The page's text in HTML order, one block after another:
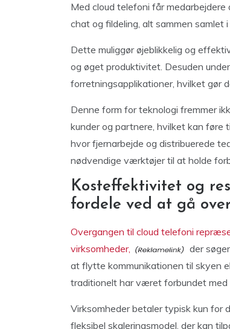
Med cloud telefoni får
chat og fildeling, alt sammen samlet
Dette muliggør øjeblikkelig og
og øget produktivitet. Desuden
forretningsapplikationer, hvilket gør
Denne form for teknologi fremmer
kunder og partnere, hvilket kan føre
hvor fjernarbejde og distribuerede
nødvendige værktøjer til at holde
Kosteffektivitet og
fordele ved at gå
Overgangen til cloud telefoni
virksomheder,
der
at flytte kommunikationen til skyen
traditionelt har været forbundet
Virksomheder betaler typisk kun for
fleksibel skaleringsmodel, der kan